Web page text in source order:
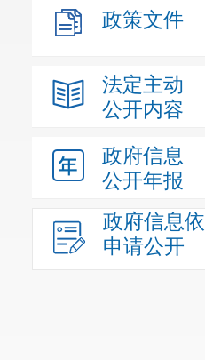
政策文件
法定主动
公开内容
政府信息
公开年报
政府信息依
申请公开